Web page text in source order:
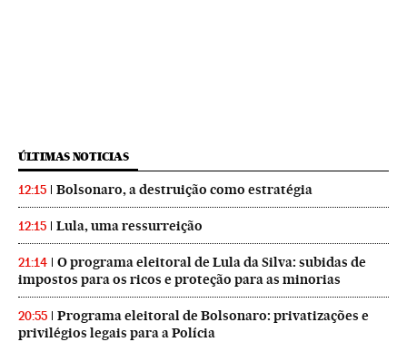
ÚLTIMAS NOTICIAS
12:15 Bolsonaro, a destruição como estratégia
12:15 Lula, uma ressurreição
21:14
O programa eleitoral de Lula da Silva: subidas de
impostos para os ricos e proteção para as minorias
20:55
Programa eleitoral de Bolsonaro: privatizações e
privilégios legais para a Polícia